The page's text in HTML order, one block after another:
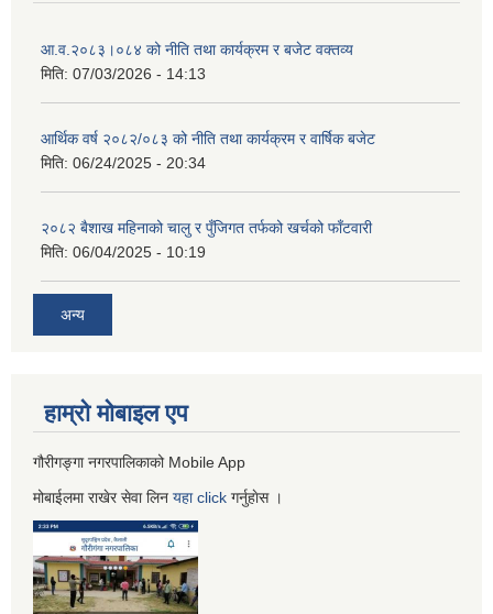
आ.व.२०८३।०८४ को नीति तथा कार्यक्रम र बजेट वक्तव्य
मिति: 07/03/2026 - 14:13
आर्थिक वर्ष २०८२/०८३ को नीति तथा कार्यक्रम र वार्षिक बजेट
मिति: 06/24/2025 - 20:34
२०८२ बैशाख महिनाको चालु र पुँजिगत तर्फको खर्चको फाँटवारी
मिति: 06/04/2025 - 10:19
अन्य
हाम्रो माेबाइल एप
गौरीगङ्गा नगरपालिकाको Mobile App
मोबाईलमा राखेर सेवा लिन यहाclick गर्नुहाेस ।